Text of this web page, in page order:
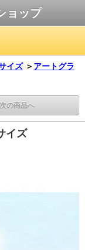
ョップ
イズ ＞ アートグラ
次の商品へ
イズ